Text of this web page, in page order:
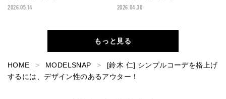
2026.05.14 2026.04.30
もっと見る
HOME MODELSNAP
[鈴木 仁] シンプルコーデを格上げ
するには、デザイン性のあるアウター！